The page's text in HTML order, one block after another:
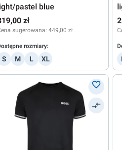
pastel blue
zł
sugerowana: 449,00 zł
rozmiary:
S M L XL